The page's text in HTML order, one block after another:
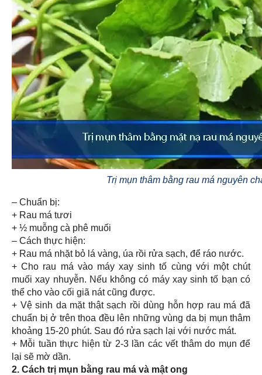
Trị mụn thâm bằng rau má nguyên
– Chuẩn bị:
+ Rau má tươi
+ ½ muỗng cà phê muối
– Cách thực hiện:
+ Rau má nhặt bỏ lá vàng, úa rồi rửa sạch, để ráo nước.
+ Cho rau má vào máy xay sinh tố cùng với một chút
muối xay nhuyễn. Nếu không có máy xay sinh tố bạn có
thể cho vào cối giã nát cũng được.
+ Vệ sinh da mặt thật sạch rồi dùng hỗn hợp rau má đã
chuẩn bị ở trên thoa đều lên những vùng da bị mụn thâm
khoảng 15-20 phút. Sau đó rửa sạch lại với nước mát.
+ Mỗi tuần thực hiện từ 2-3 lần các vết thâm do mụn để
lại sẽ mờ dần.
2. Cách trị mụn bằng rau má và mật ong